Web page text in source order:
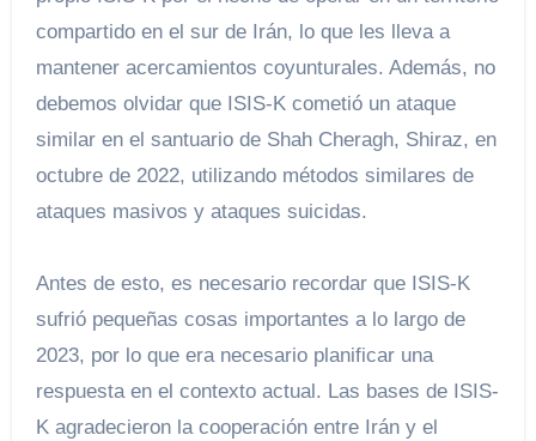
compartido en el sur de Irán, lo que les lleva a
mantener acercamientos coyunturales. Además, no
debemos olvidar que ISIS-K cometió un ataque
similar en el santuario de Shah Cheragh, Shiraz, en
octubre de 2022, utilizando métodos similares de
ataques masivos y ataques suicidas.
Antes de esto, es necesario recordar que ISIS-K
sufrió pequeñas cosas importantes a lo largo de
2023, por lo que era necesario planificar una
respuesta en el contexto actual. Las bases de ISIS-
K agradecieron la cooperación entre Irán y el